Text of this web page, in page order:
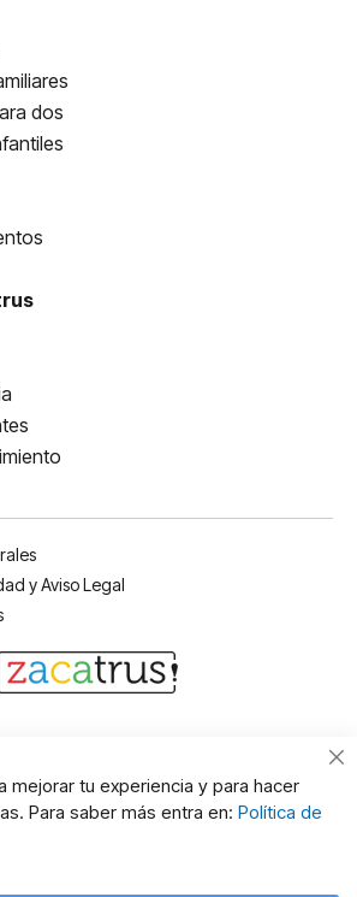
dos
y Aviso Legal
mejorar tu experiencia y para hacer
Para saber más entra en: Política de